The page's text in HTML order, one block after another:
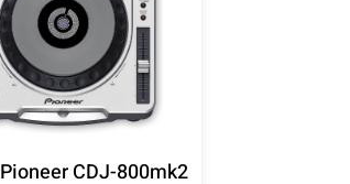
Pioneer CDJ-800mk2 נגן CD